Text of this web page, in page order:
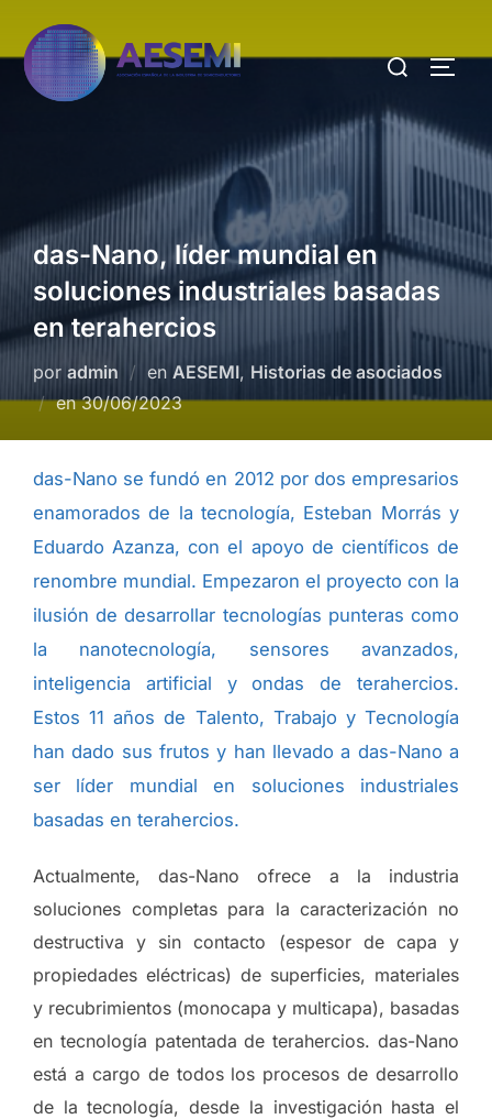
das-Nano, líder mundial en
soluciones industriales basadas
en terahercios
por admin en AESEMI, Historias de asociados
en30/06/2023
das-Nano se fundó en 2012 por dos empresarios
enamorados de la tecnología, Esteban Morrás y
Eduardo Azanza, con el apoyo de científicos de
renombre mundial. Empezaron el proyecto con la
ilusión de desarrollar tecnologías punteras como
la nanotecnología, sensores avanzados,
inteligencia artificial y ondas de terahercios.
Estos 11 años de Talento, Trabajo y Tecnología
han dado sus frutos y han llevado a das-Nano a
ser líder mundial en soluciones industriales
basadas en terahercios.
Actualmente, das-Nano ofrece a la industria
soluciones completas para la caracterización no
destructiva y sin contacto (espesor de capa y
propiedades eléctricas) de superficies, materiales
y recubrimientos (monocapa y multicapa), basadas
en tecnología patentada de terahercios. das-Nano
está a cargo de todos los procesos de desarrollo
de la tecnología, desde la investigación hasta el